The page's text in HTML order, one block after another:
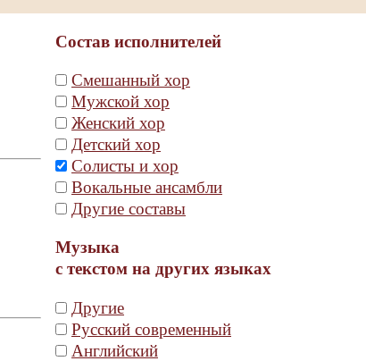
Состав исполнителей
Смешанный хор
Мужской хор
Женский хор
Детский хор
Солисты и хор
Вокальные ансамбли
Другие составы
Музыка
с текстом на других языках
Другие
Русский современный
Английский